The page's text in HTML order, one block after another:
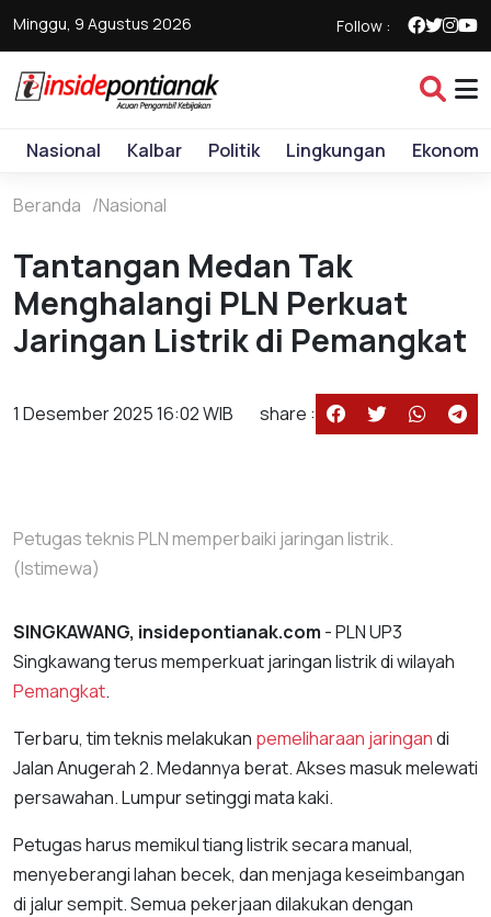
Minggu, 9 Agustus 2026 Follow :
Nasional Kalbar Politik Lingkungan Ekonomi
Beranda Nasional
Tantangan Medan Tak
Menghalangi PLN Perkuat
Jaringan Listrik di Pemangkat
1 Desember 2025 16:02 WIB share :
Petugas teknis PLN memperbaiki jaringan listrik.
(Istimewa)
SINGKAWANG, insidepontianak.com - PLN UP3
Singkawang terus memperkuat jaringan listrik di wilayah
Pemangkat.
Terbaru, tim teknis melakukan pemeliharaan jaringandi
Jalan Anugerah 2. Medannya berat. Akses masuk melewati
persawahan. Lumpur setinggi mata kaki.
Petugas harus memikul tiang listrik secara manual,
menyeberangi lahan becek, dan menjaga keseimbangan
di jalur sempit. Semua pekerjaan dilakukan dengan